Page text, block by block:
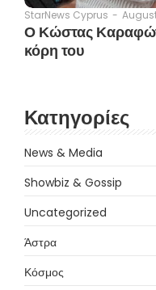
StarNews Cyprus -
Ο Κώστας
κόρη του
Κατηγορίες
News & Media
Showbiz & Gossip
Uncategorized
Άστρα
Κόσμος